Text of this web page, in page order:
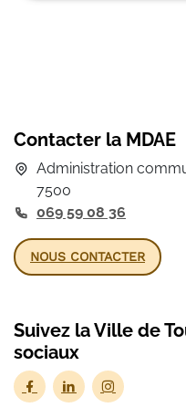
Contacter la MDAE
Administration
7500
069 59 08 36
NOUS CONTACTER
Suivez la Ville de
sociaux